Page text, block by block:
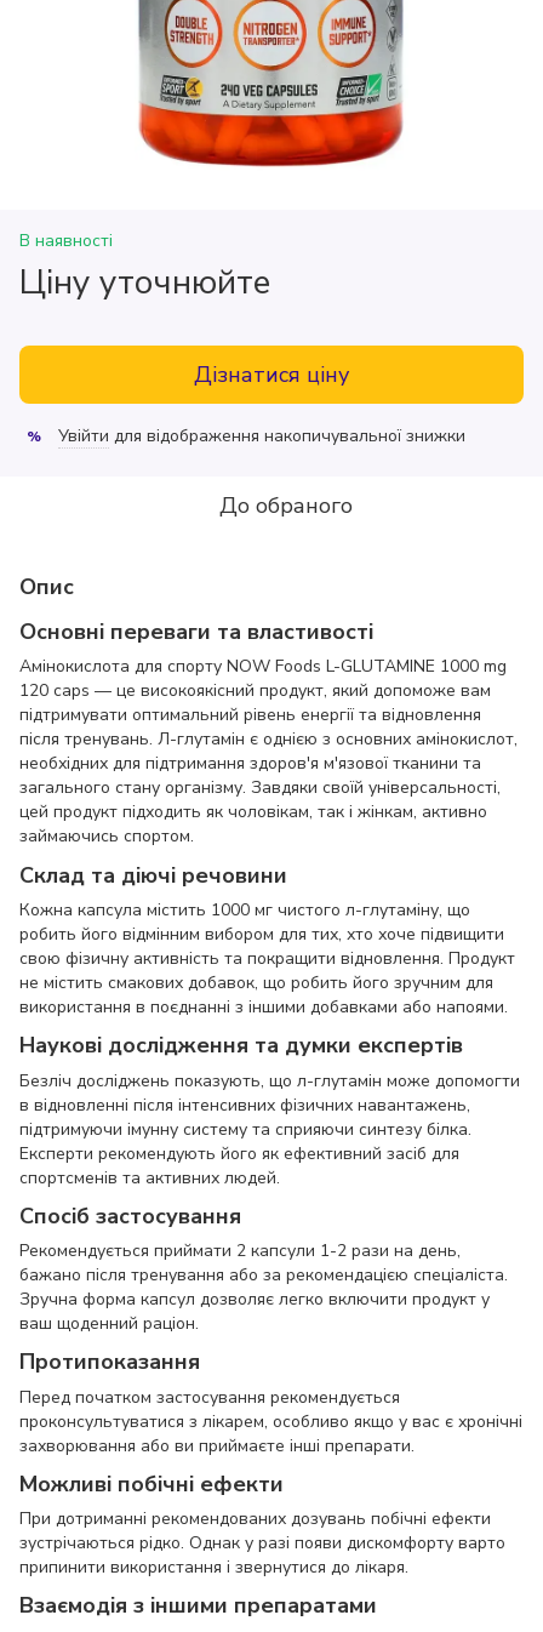
В наявності
Ціну уточнюйте
Дізнатися ціну
% Увійти для відображення накопичувальної знижки
До обраного
Опис
Основні переваги та властивості
Амінокислота для спорту NOW Foods L-GLUTAMINE 1000 mg
120 caps — це високоякісний продукт, який допоможе вам
підтримувати оптимальний рівень енергії та відновлення
після тренувань. Л-глутамін є однією з основних амінокислот,
необхідних для підтримання здоров'я м'язової тканини та
загального стану організму. Завдяки своїй універсальності,
цей продукт підходить як чоловікам, так і жінкам, активно
займаючись спортом.
Склад та діючі речовини
Кожна капсула містить 1000 мг чистого л-глутаміну, що
робить його відмінним вибором для тих, хто хоче підвищити
свою фізичну активність та покращити відновлення. Продукт
не містить смакових добавок, що робить його зручним для
використання в поєднанні з іншими добавками або напоями.
Наукові дослідження та думки експертів
Безліч досліджень показують, що л-глутамін може допомогти
в відновленні після інтенсивних фізичних навантажень,
підтримуючи імунну систему та сприяючи синтезу білка.
Експерти рекомендують його як ефективний засіб для
спортсменів та активних людей.
Спосіб застосування
Рекомендується приймати 2 капсули 1-2 рази на день,
бажано після тренування або за рекомендацією спеціаліста.
Зручна форма капсул дозволяє легко включити продукт у
ваш щоденний раціон.
Протипоказання
Перед початком застосування рекомендується
проконсультуватися з лікарем, особливо якщо у вас є хронічні
захворювання або ви приймаєте інші препарати.
Можливі побічні ефекти
При дотриманні рекомендованих дозувань побічні ефекти
зустрічаються рідко. Однак у разі появи дискомфорту варто
припинити використання і звернутися до лікаря.
Взаємодія з іншими препаратами